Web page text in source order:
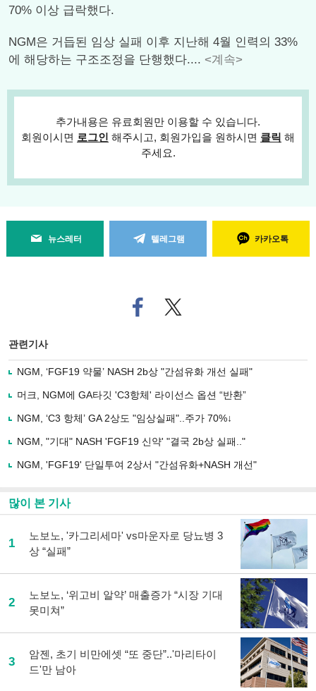
70% 이상 급락했다.
NGM은 거듭된 임상 실패 이후 지난해 4월 인력의 33%
에 해당하는 구조조정을 단행했다.... <계속>
추가내용은 유료회원만 이용할 수 있습니다.
회원이시면 로그인 해주시고, 회원가입을 원하시면 클릭 해
주세요.
뉴스레터 텔레그램 카카오톡
페
이
로
사
유
기
트위
터로
관련기사
NGM, ‘FGF19 약물’ NASH 2b상 "간섬유화 개선 실패"
머크, NGM에 GA타깃 'C3항체' 라이선스 옵션 “반환”
NGM, ‘C3 항체’ GA 2상도 "임상실패"..주가 70%↓
NGM, "기대" NASH 'FGF19 신약' "결국 2b상 실패.."
NGM, 'FGF19' 단일투여 2상서 "간섬유화+NASH 개선"
많이 본 기사
1
노보노, '카그리세마' vs마운자로 당뇨병 3
상 “실패”
2
노보노, ‘위고비 알약’ 매출증가 “시장 기대
못미쳐”
3
암젠, 초기 비만에셋 “또 중단”..'마리타이
드'만 남아